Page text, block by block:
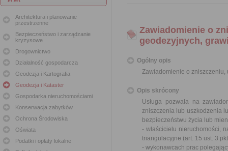
Architektura i planowanie
przestrzenne
Bezpieczeństwo i zarządzanie
kryzysowe
Drogownictwo
Działalność gospodarcza
Geodezja i Kartografia
Geodezja i Kataster
Gospodarka nieruchomościami
Konserwacja zabytków
Ochrona Środowiska
Oświata
Podatki i opłaty lokalne
Zawiadomienie o
geodezyjnych,
Ogólny opis
Zawiadomienie o zniszczeniu,
Opis skrócony
Usługa pozwala na
zniszczenia lub uszkodzenia
bezpieczeństwu życia lub
- właścicielu nieruchomości,
triangulacyjne (art. 15 ust. 3
- wykonawcach prac